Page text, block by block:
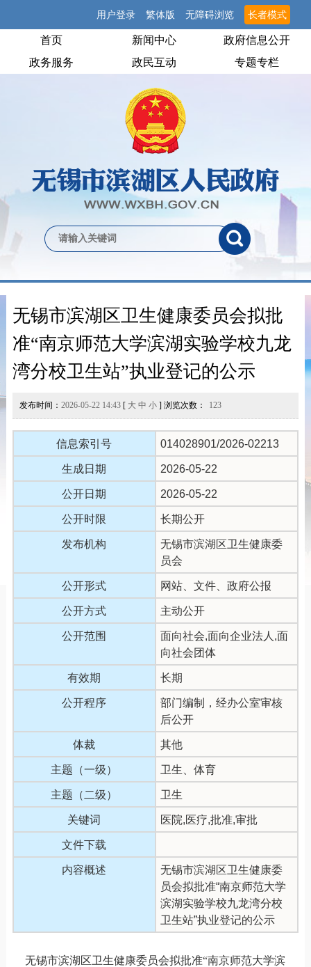
用户登录 繁体版 无障碍浏览 长者模式
首页 新闻中心
政府信息公开
政务服务
政民互动 专题专栏
无锡市滨湖区卫生健康委员会拟批
准“南京师范大学滨湖实验学校九龙
湾分校卫生站”执业登记的公示
发布时间： 2026-05-22 14:43[ 大 中 小] 浏览次数： 123
信息索引号 014028901/2026-02213
生成日期 2026-05-22
公开日期 2026-05-22
公开时限 长期公开
发布机构
无锡市滨湖区卫生健康委
员会
公开形式 网站、文件、政府公报
公开方式 主动公开
公开范围
面向社会,面向企业法人,面
向社会团体
有效期 长期
公开程序
部门编制，经办公室审核
后公开
体裁 其他
主题（一级） 卫生、体育
主题（二级） 卫生
关键词 医院,医疗,批准,审批
文件下载
内容概述
无锡市滨湖区卫生健康委
员会拟批准“南京师范大学
滨湖实验学校九龙湾分校
卫生站”执业登记的公示
无锡市滨湖区卫生健康委员会拟批准“南京师范大学滨